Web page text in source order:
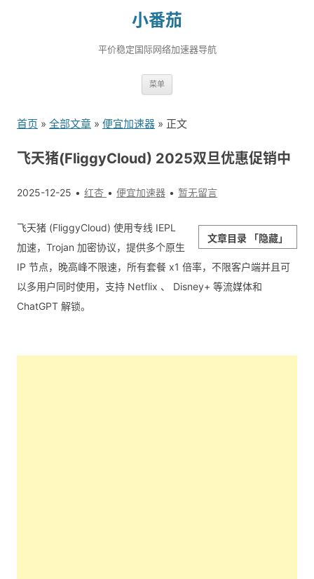
小番茄
平价稳定国际网络加速器导航
菜单
到
容
首页 » 全部文章 » 便宜加速器 » 正文
飞天猪(FliggyCloud) 2025双旦优惠促销中
2025-12-25 红杏 便宜加速器 暂无留言
文章目录 「隐藏」
飞天猪 (FliggyCloud) 使用专线 IEPL
加速，Trojan 加密协议，提供多个原生
IP 节点，晚高峰不限速，所有套餐 x1 倍率，不限客户端并且可
以多用户同时使用，支持 Netflix 、 Disney+ 等流媒体和
ChatGPT 解锁。